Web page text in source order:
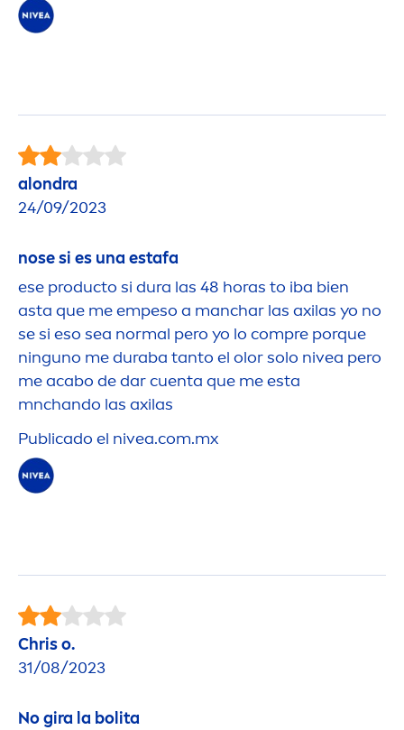
alondra
24/09/2023
nose si es una estafa
ese producto si dura las 48 horas to iba bien
asta que me empeso a manchar las axilas yo no
se si eso sea normal pero yo lo compre porque
ninguno me duraba tanto el olor solo nivea pero
me acabo de dar cuenta que me esta
mnchando las axilas
Publicado el nivea.com.mx
Chris o.
31/08/2023
No gira la bolita